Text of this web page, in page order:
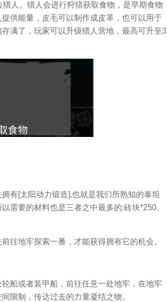
人。猎人会进行狩猎获取食物，是早期食物
供能量，皮毛可以制作成皮革，也可以用于
满了，玩家可以升级猎人营地，最高可升至3
有[太阳动力锻造],也就是我们所熟知的泰坦
需要的材料也是三者之中最多的:砖块*250、
往地牢探索一番，才能获得拥有它的机会。
船或者装甲船，前往任意一处地牢，在地牢
限制，传达过去的力量凝结之物。